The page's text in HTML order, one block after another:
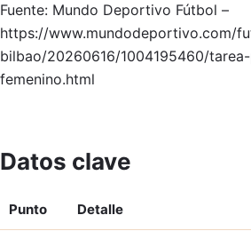
Fuente: Mundo Deportivo Fútbol –
https://www.mundodeportivo.com/
bilbao/20260616/1004195460/
femenino.html
Datos clave
Punto Detalle